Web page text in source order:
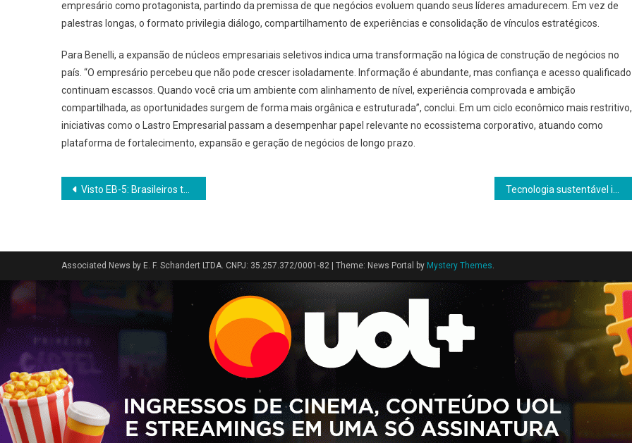
empresário como protagonista, partindo da premissa de que negócios evoluem quando seus líderes amadurecem. Em vez de
palestras longas, o formato privilegia diálogo, compartilhamento de experiências e consolidação de vínculos estratégicos.
Para Benelli, a expansão de núcleos empresariais seletivos indica uma transformação na lógica de construção de negócios no
país. “O empresário percebeu que não pode crescer isoladamente. Informação é abundante, mas confiança e acesso qualificado
continuam escassos. Quando você cria um ambiente com alinhamento de nível, experiência comprovada e ambição
compartilhada, as oportunidades surgem de forma mais orgânica e estruturada”, conclui. Em um ciclo econômico mais restritivo,
iniciativas como o Lastro Empresarial passam a desempenhar papel relevante no ecossistema corporativo, atuando como
plataforma de fortalecimento, expansão e geração de negócios de longo prazo.
Navegação
Post
Visto EB-5: Brasileiros têm até setembro para buscar Green Card
Associated News by E. F. Schandert LTDA. CNPJ: 35.257.372/0001-82 Theme: News Portal by Mystery Themes.